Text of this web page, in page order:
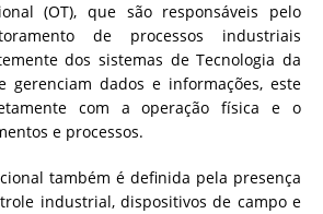
(OT), que são responsáveis pelo
de processos industriais
dos sistemas de Tecnologia da
gerenciam dados e informações, este
com a operação física e o
e processos.
também é definida pela presença
industrial, dispositivos de campo e